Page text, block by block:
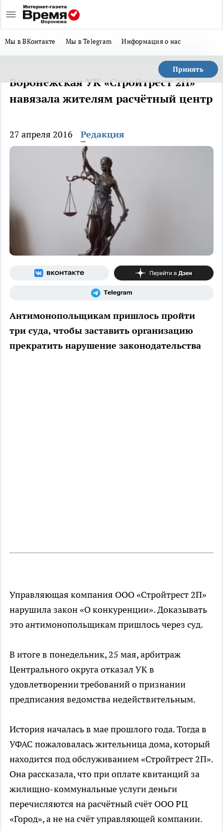
Мы в ВКонтакте Мы в Telegram Информация о нас
Принять
Воронежская УК «Стройтрест 2П»
навязала жителям расчётный центр
27 апреля 2016 Редакция
Антимонопольщикам пришлось пройти
три суда, чтобы заставить организацию
прекратить нарушение законодательства
Управляющая компания ООО «Стройтрест 2П»
нарушила закон «О конкуренции». Доказывать
это антимонопольщикам пришлось через суд.
В итоге в понедельник, 25 мая, арбитраж
Центрального округа отказал УК в
удовлетворении требований о признании
предписания ведомства недействительным.
История началась в мае прошлого года. Тогда в
УФАС пожаловалась жительница дома, который
находится под обслуживанием «Стройтрест 2П».
Она рассказала, что при оплате квитанций за
жилищно-коммунальные услуги деньги
перечисляются на расчётный счёт ООО РЦ
«Город», а не на счёт управляющей компании.